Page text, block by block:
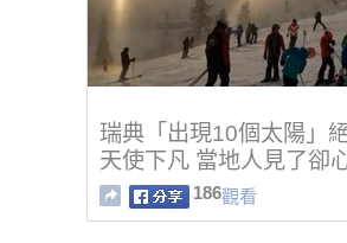
瑞典「出現10個太陽」
天使下凡 當地人見了卻
186觀看